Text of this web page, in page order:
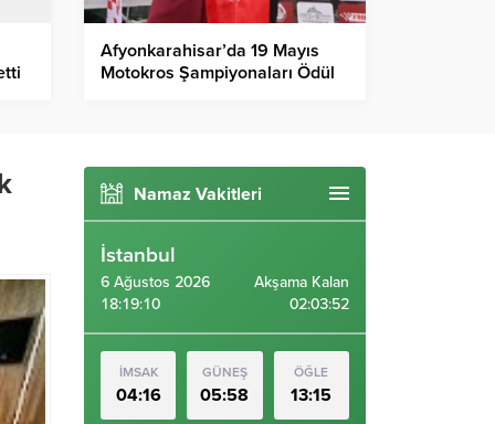
Afyonkarahisar’da 19 Mayıs
Motokros Şampiyonaları Ödül
Namaz Vakitleri
İstanbul
6 Ağustos 2026
18:19:12
Akşama Kalan
02:03:51
İMSAK
04:16
GÜNEŞ
05:58
ÖĞLE
13:15